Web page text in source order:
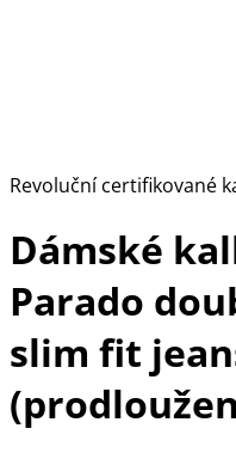
Revoluční certifikované
Dámské
Parado
slim fit